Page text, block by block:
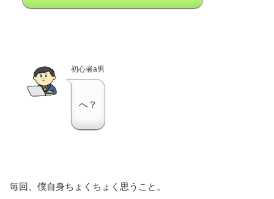
初心者a男
へ？
毎回、僕自身ちょくちょく思うこと。